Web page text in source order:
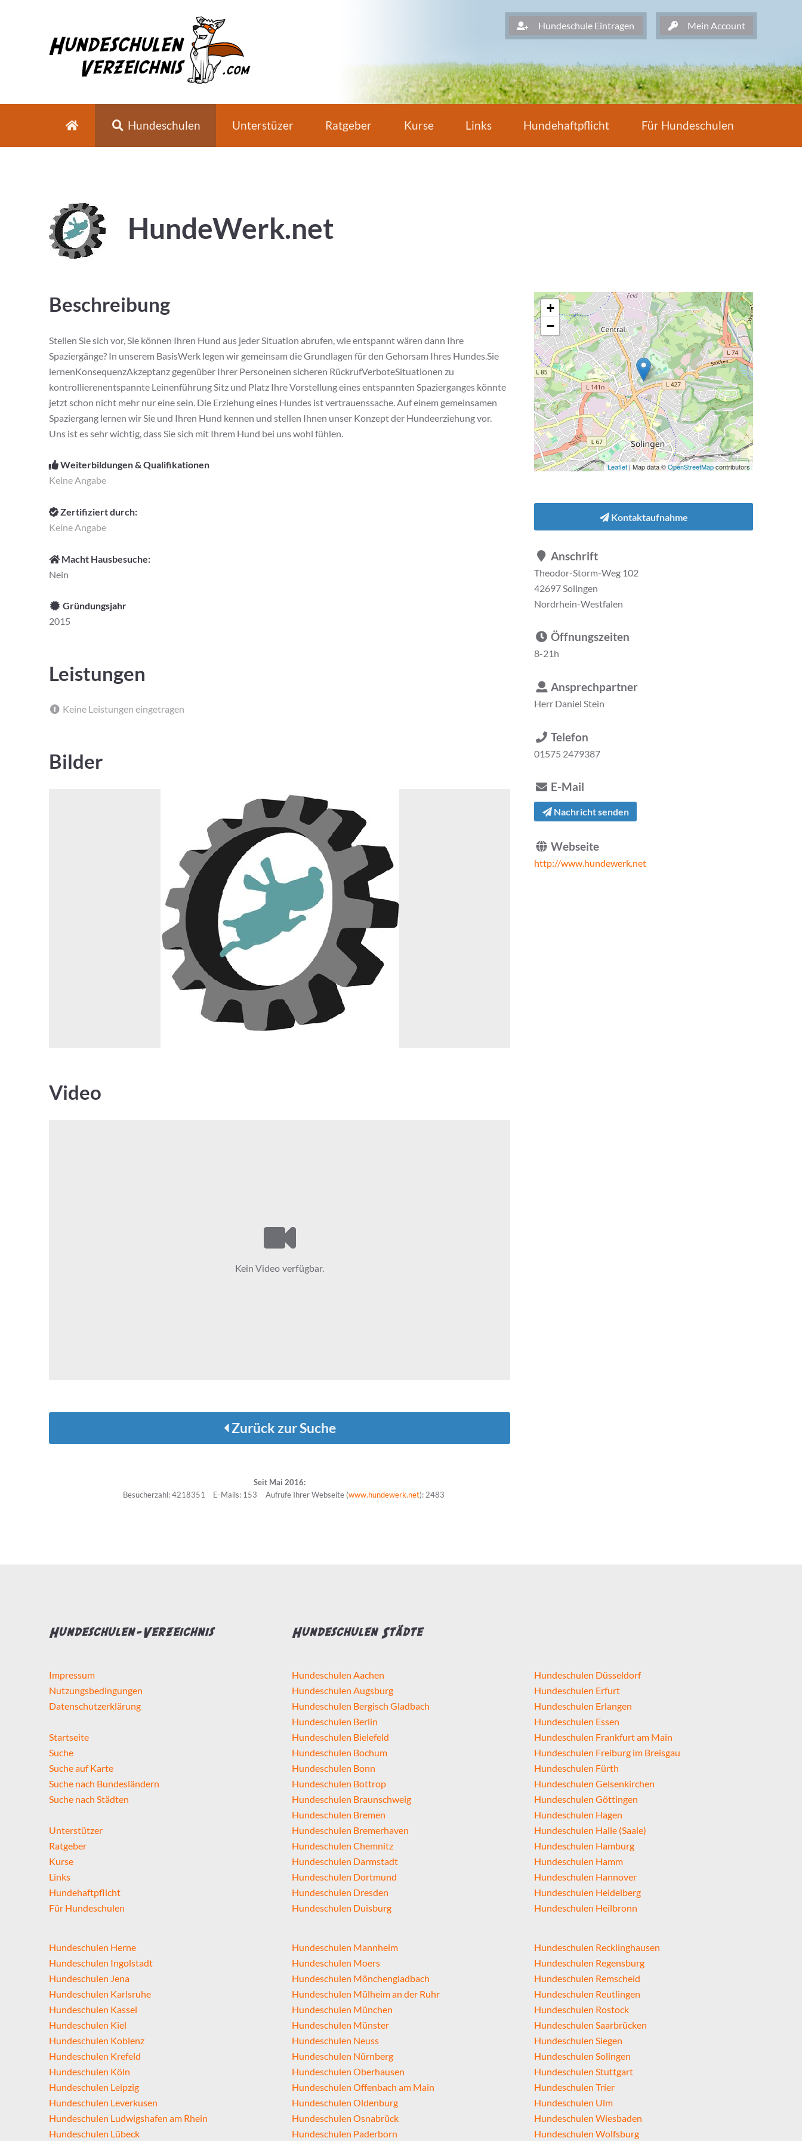
Hundeschule Eintragen Mein Account
Hundeschulen Unterstüzer Ratgeber Kurse Links Hundehaftpflicht Für Hundeschulen
HundeWerk.net
Beschreibung
Stellen Sie sich vor, Sie können Ihren Hund aus jeder Situation abrufen, wie entspannt wären dann Ihre
Spaziergänge? In unserem BasisWerk legen wir gemeinsam die Grundlagen für den Gehorsam Ihres Hundes.Sie
lernenKonsequenzAkzeptanz gegenüber Ihrer Personeinen sicheren RückrufVerboteSituationen zu
kontrollierenentspannte Leinenführung Sitz und Platz Ihre Vorstellung eines entspannten Spazierganges könnte
jetzt schon nicht mehr nur eine sein. Die Erziehung eines Hundes ist vertrauenssache. Auf einem gemeinsamen
Spaziergang lernen wir Sie und Ihren Hund kennen und stellen Ihnen unser Konzept der Hundeerziehung vor.
Uns ist es sehr wichtig, dass Sie sich mit Ihrem Hund bei uns wohl fühlen.
Weiterbildungen & Qualifikationen
Keine Angabe
Zertifiziert durch:
Keine Angabe
Macht Hausbesuche:
Nein
Gründungsjahr
2015
Leistungen
Keine Leistungen eingetragen
Bilder
Video
Zurück zur Suche
Seit Mai 2016:
Besucherzahl: 4218351
E-Mails: 153 Aufrufe Ihrer Webseite (www.hundewerk.net): 2483
+
−
Leaflet| Map data ©OpenStreetMapcontributors
Kontaktaufnahme
Anschrift
Theodor-Storm-Weg 102
42697 Solingen
Nordrhein-Westfalen
Öffnungszeiten
8-21h
Ansprechpartner
Herr Daniel Stein
Telefon
01575 2479387
E-Mail
Nachricht senden
Webseite
http://www.hundewerk.net
Hundeschulen-Verzeichnis
Impressum
Nutzungsbedingungen
Datenschutzerklärung
Startseite
Suche
Suche auf Karte
Suche nach Bundesländern
Suche nach Städten
Unterstützer
Ratgeber
Kurse
Links
Hundehaftpflicht
Für Hundeschulen
Hundeschulen Städte
Hundeschulen Aachen
Hundeschulen Augsburg
Hundeschulen Bergisch Gladbach
Hundeschulen Berlin
Hundeschulen Bielefeld
Hundeschulen Bochum
Hundeschulen Bonn
Hundeschulen Bottrop
Hundeschulen Braunschweig
Hundeschulen Bremen
Hundeschulen Bremerhaven
Hundeschulen Chemnitz
Hundeschulen Darmstadt
Hundeschulen Dortmund
Hundeschulen Dresden
Hundeschulen Duisburg
Hundeschulen Düsseldorf
Hundeschulen Erfurt
Hundeschulen Erlangen
Hundeschulen Essen
Hundeschulen Frankfurt am Main
Hundeschulen Freiburg im Breisgau
Hundeschulen Fürth
Hundeschulen Gelsenkirchen
Hundeschulen Göttingen
Hundeschulen Hagen
Hundeschulen Halle (Saale)
Hundeschulen Hamburg
Hundeschulen Hamm
Hundeschulen Hannover
Hundeschulen Heidelberg
Hundeschulen Heilbronn
Hundeschulen Herne
Hundeschulen Ingolstadt
Hundeschulen Jena
Hundeschulen Karlsruhe
Hundeschulen Kassel
Hundeschulen Kiel
Hundeschulen Koblenz
Hundeschulen Krefeld
Hundeschulen Köln
Hundeschulen Leipzig
Hundeschulen Leverkusen
Hundeschulen Ludwigshafen am Rhein
Hundeschulen Lübeck
Hundeschulen Mannheim
Hundeschulen Moers
Hundeschulen Mönchengladbach
Hundeschulen Mülheim an der Ruhr
Hundeschulen München
Hundeschulen Münster
Hundeschulen Neuss
Hundeschulen Nürnberg
Hundeschulen Oberhausen
Hundeschulen Offenbach am Main
Hundeschulen Oldenburg
Hundeschulen Osnabrück
Hundeschulen Paderborn
Hundeschulen Recklinghausen
Hundeschulen Regensburg
Hundeschulen Remscheid
Hundeschulen Reutlingen
Hundeschulen Rostock
Hundeschulen Saarbrücken
Hundeschulen Siegen
Hundeschulen Solingen
Hundeschulen Stuttgart
Hundeschulen Trier
Hundeschulen Ulm
Hundeschulen Wiesbaden
Hundeschulen Wolfsburg